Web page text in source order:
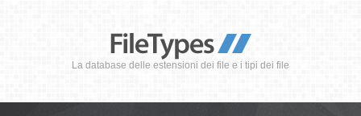
La database delle estensioni dei file e i tipi dei file